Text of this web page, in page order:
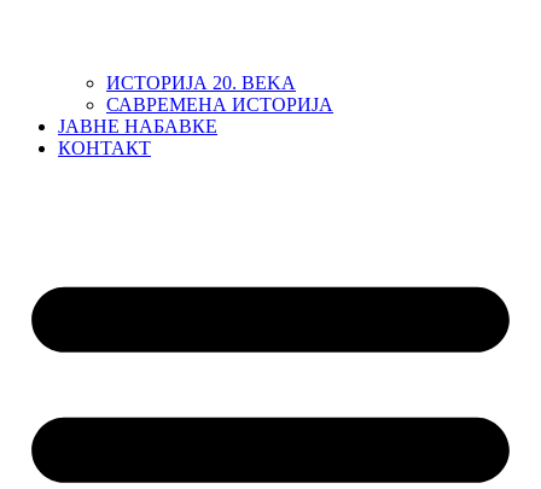
ИСТОРИЈА 20. ВЕKА
САВРЕМЕНА ИСТОРИЈА
ЈАВНЕ НАБАВКЕ
КОНТАКТ